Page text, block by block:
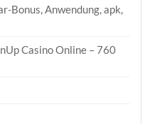
Bonus, Anwendung, apk,
Casino Online – 760